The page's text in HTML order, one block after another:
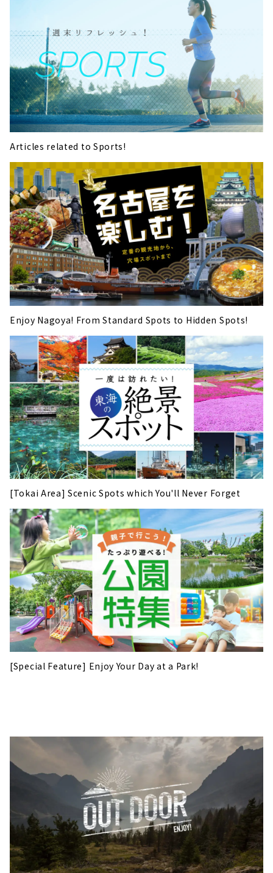
Articles related to Sports!
Enjoy Nagoya! From Standard Spots to Hidden Spots!
[Tokai Area] Scenic Spots which You'll Never Forget
[Special Feature] Enjoy Your Day at a Park!